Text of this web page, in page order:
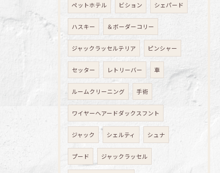
ペットホテル ビション シェパード
ハスキー ＆ボーダーコリー
ジャックラッセルテリア ピンシャー
セッター レトリーバー 車
ルームクリーニング 手術
ワイヤーヘアードダックスフント
ジャック シェルティ シュナ
プード ジャックラッセル